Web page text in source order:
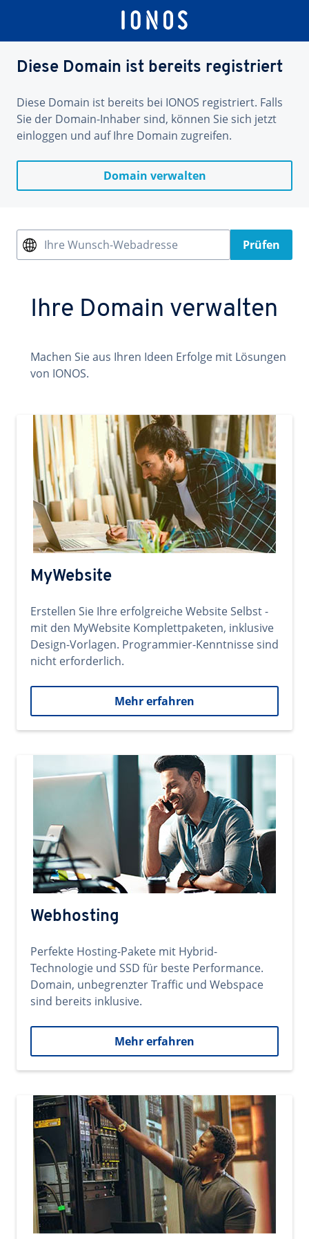
Diese Domain ist bereits registriert
Diese Domain ist bereits bei IONOS registriert. Falls
Sie der Domain-Inhaber sind, können Sie sich jetzt
einloggen und auf Ihre Domain zugreifen.
Domain verwalten
Ihre Wunsch-Webadresse Prüfen
Ihre Domain verwalten
Machen Sie aus Ihren Ideen Erfolge mit Lösungen
von IONOS.
MyWebsite
Erstellen Sie Ihre erfolgreiche Website Selbst -
mit den MyWebsite Komplettpaketen, inklusive
Design-Vorlagen. Programmier-Kenntnisse sind
nicht erforderlich.
Mehr erfahren
Webhosting
Perfekte Hosting-Pakete mit Hybrid-
Technologie und SSD für beste Performance.
Domain, unbegrenzter Traffic und Webspace
sind bereits inklusive.
Mehr erfahren